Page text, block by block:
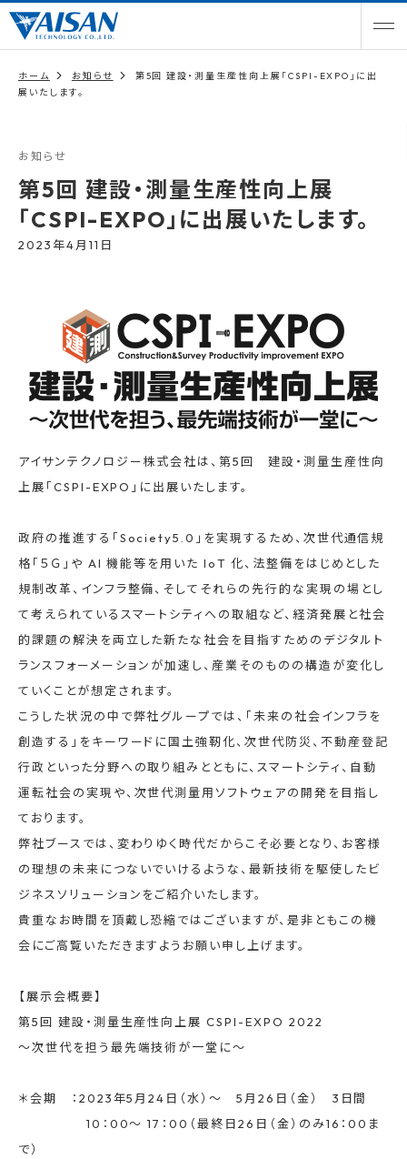
ホーム お知らせ
第5回 建設・測量生産性向上展「CSPI-EXPO」に出
展いたします。
お知らせ
第5回 建設・測量生産性向上展
「CSPI-EXPO」に出展いたします。
2023年4月11日
アイサンテクノロジー株式会社は、第5回 建設・測量生産性向
上展「CSPI-EXPO」に出展いたします。
政府の推進する「Society5.0」を実現するため、次世代通信規
格「５Ｇ」や AI 機能等を用いた IoT 化、法整備をはじめとした
規制改革、インフラ整備、そしてそれらの先行的な実現の場とし
て考えられているスマートシティへの取組など、経済発展と社会
的課題の解決を両立した新たな社会を目指すためのデジタルト
ランスフォーメーションが加速し、産業そのものの構造が変化し
ていくことが想定されます。
こうした状況の中で弊社グループでは、「未来の社会インフラを
創造する」をキーワードに国土強靭化、次世代防災、不動産登記
行政といった分野への取り組みとともに、スマートシティ、自動
運転社会の実現や、次世代測量用ソフトウェアの開発を目指し
ております。
弊社ブースでは、変わりゆく時代だからこそ必要となり、お客様
の理想の未来につないでいけるような、最新技術を駆使したビ
ジネスソリューションをご紹介いたします。
貴重なお時間を頂戴し恐縮ではございますが、是非ともこの機
会にご高覧いただきますようお願い申し上げます。
【展示会概要】
第5回 建設・測量生産性向上展 CSPI-EXPO 2022
〜次世代を担う最先端技術が一堂に〜
＊会期 ：2023年5月24日（水）〜 5月26日（金） 3日間
10：00〜 17：00（最終日26日（金）のみ16：00ま
で）